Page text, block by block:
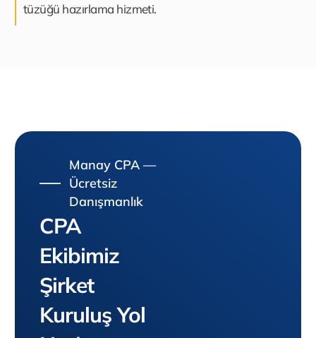
tüzüğü hazırlama hizmeti.
Manay CPA —
Ücretsiz
Danışmanlık
CPA
Ekibimiz
Şirket
Kuruluş Yol